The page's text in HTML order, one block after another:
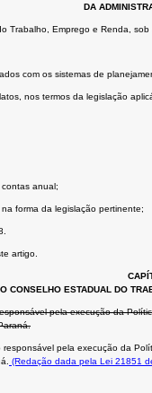
DA
Emprego e Renda,
com os sistemas de
nos termos da legislação
anual;
forma da legislação pertinente;
artigo.
CONSELHO ESTADUAL DO
pela execução da
pela execução da
(Redação dada pela Lei 21851